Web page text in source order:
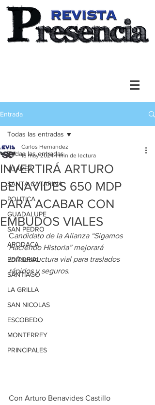
Entrada
Todas las entradas
JUAREZ
SANTA CATARINA
POLITICA
GUADALUPE
SAN PEDRO
APODACA
EDITORIAL
SANTIAGO
LA GRILLA
SAN NICOLAS
ESCOBEDO
MONTERREY
PRINCIPALES
Todas las entradas
INVERTIRÁ ARTURO
BENAVIDES 650 MDP
PARA ACABAR CON
EMBUDOS VIALES
Carlos Hernandez
13 may 2024 1 min de lectura
Candidato de la Alianza “Sigamos
Haciendo Historia” mejorará
infraestructura vial para traslados
rápidos y seguros.
Con Arturo Benavides Castillo